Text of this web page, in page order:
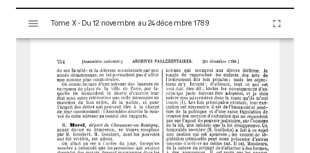
s
Tome X - Du 12 novembre au 24 décembre 1789